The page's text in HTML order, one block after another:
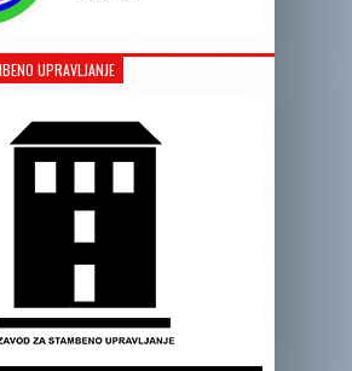
UPRAVLJANJE